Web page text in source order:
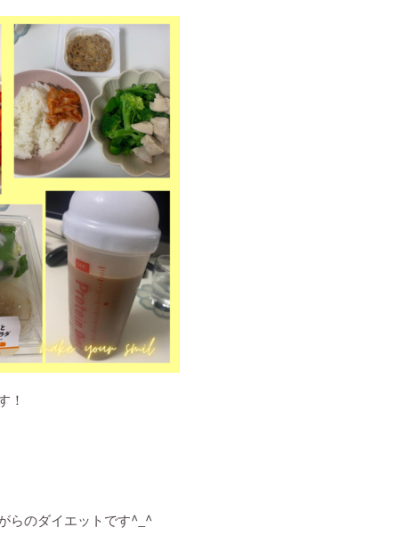
！
らのダイエットです^_^